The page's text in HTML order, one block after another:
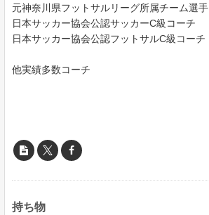
元神奈川県フットサルリーグ所属チーム選手
日本サッカー協会公認サッカーC級コーチ
日本サッカー協会公認フットサルC級コーチ
他実績多数コーチ
持ち物